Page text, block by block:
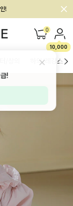
!
0
10,000
하의/레깅스
!